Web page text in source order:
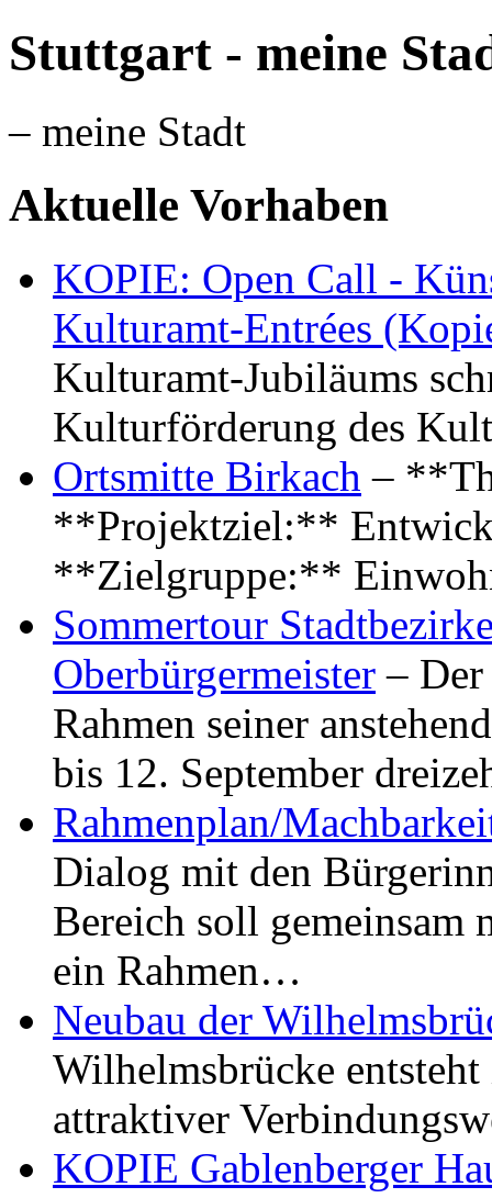
Stuttgart - meine
– meine Stadt
Aktuelle Vorhaben
KOPIE: Open Call -
Kulturamt-Entrées
Kulturamt-Jubiläums
Kulturförderung des
Ortsmitte Birkach –
**Projektziel:**
**Zielgruppe:**
Sommertour
Oberbürgermeister –
Rahmen seiner
bis 12. September
Rahmenplan/
Dialog mit den
Bereich soll gemeinsam
ein Rahmen…
Neubau der
Wilhelmsbrücke
attraktiver
KOPIE Gablenberger